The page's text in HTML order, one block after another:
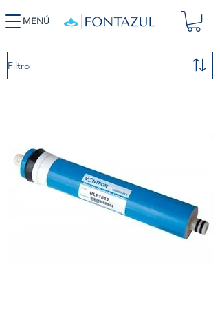
MENÚ
Filtro